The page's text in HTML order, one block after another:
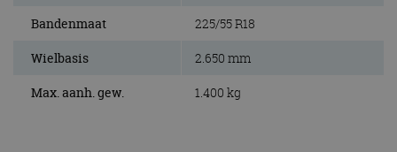
Bandenmaat 225/55 R18
Wielbasis 2.650 mm
Max. aanh. gew. 1.400 kg